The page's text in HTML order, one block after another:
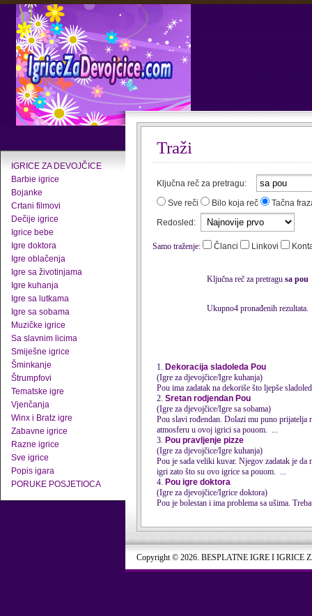
IGRICE ZA DEVOJČICE
Barbie igrice
Bojanke
Crtani filmovi
Dečije igrice
Igrice bebe
Igre doktora
Igre oblačenja
Igre sa životinjama
Igre kuhanja
Igre sa lutkama
Igre sa sobama
Muzičke igrice
Sa slavnim licima
Smiješne igrice
Šminkanje
Štrumpfovi
Tematske igre
Vjenčanja
Winx i Bratz igre
Zabavne igrice
Razne igrice
Sve igrice
Popis igara
PORUKE POSJETIOCA
Traži
Ključna reč za pretragu:
Sve reči
Bilo koja reč
Tačna
Redosled:
Samo traženje: Članci Linkovi
Ključna reč za pretragu sa pou
Ukupno4 pronađenih rezultata.
1. Dekoracija sladoleda Pou
(Igre za djevojčice/Igre kuhanja)
Pou ima zadatak na dekoriše što ljepše
2. Sretan rodjendan Pou
(Igre za djevojčice/Igre sa sobama)
Pou slavi rođendan. Dolazi mu puno prijatelja
atmosferu u ovoj igrici sa pouom. ...
3. Pou pravljenje pizze
(Igre za djevojčice/Igre kuhanja)
Pou je sada veliki kuvar. Njegov zadatak je
igri zato što su ovo igrice sa pouom. ...
4. Pou igre doktora
(Igre za djevojčice/Igrice doktora)
Pou je bolestan i ima problema sa ušima.
Copyright © 2026. BESPLATNE IGRE I IGRICE